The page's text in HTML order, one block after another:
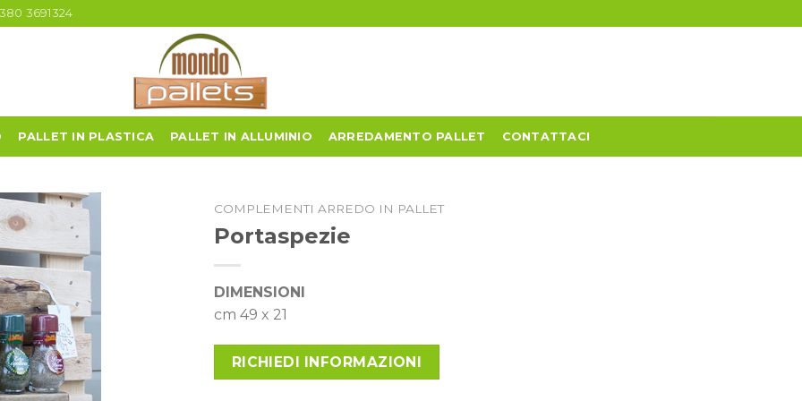
380 3691324
PALLET IN PLASTICA PALLET IN ALLUMINIO ARREDAMENTO PALLET CONTATTACI
COMPLEMENTI ARREDO IN PALLET
Portaspezie
DIMENSIONI
cm 49 x 21
RICHIEDI INFORMAZIONI